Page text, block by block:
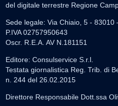
del digitale terrestre Regione
Sede legale: Via Chiaio, 5 - 83010
P.IVA 02757950643
Oscr. R.E.A. AV N.181151
Editore: Consulservice S.r.l.
Testata giornalistica Reg. Trib. di
n. 244 del 26.02.2015
Direttore Responsabile Dott.ssa